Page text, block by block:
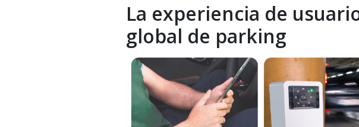
La experiencia de
global de parking